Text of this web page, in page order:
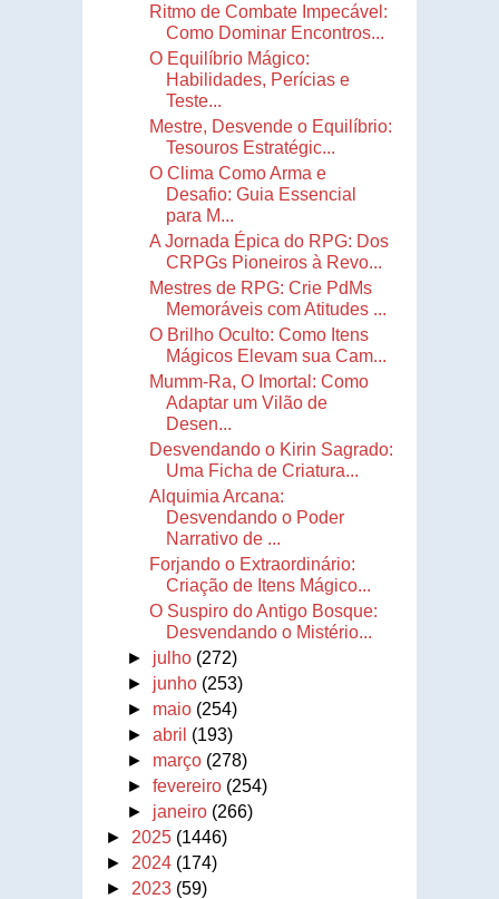
Ritmo de Combate Impecável:
Como Dominar Encontros...
O Equilíbrio Mágico:
Habilidades, Perícias e
Teste...
Mestre, Desvende o Equilíbrio:
Tesouros Estratégic...
O Clima Como Arma e
Desafio: Guia Essencial
para M...
A Jornada Épica do RPG: Dos
CRPGs Pioneiros à Revo...
Mestres de RPG: Crie PdMs
Memoráveis com Atitudes ...
O Brilho Oculto: Como Itens
Mágicos Elevam sua Cam...
Mumm-Ra, O Imortal: Como
Adaptar um Vilão de
Desen...
Desvendando o Kirin Sagrado:
Uma Ficha de Criatura...
Alquimia Arcana:
Desvendando o Poder
Narrativo de ...
Forjando o Extraordinário:
Criação de Itens Mágico...
O Suspiro do Antigo Bosque:
Desvendando o Mistério...
► julho (272)
► junho (253)
► maio (254)
►abril (193)
► março (278)
►fevereiro (254)
► janeiro (266)
► 2025 (1446)
► 2024 (174)
► 2023 (59)